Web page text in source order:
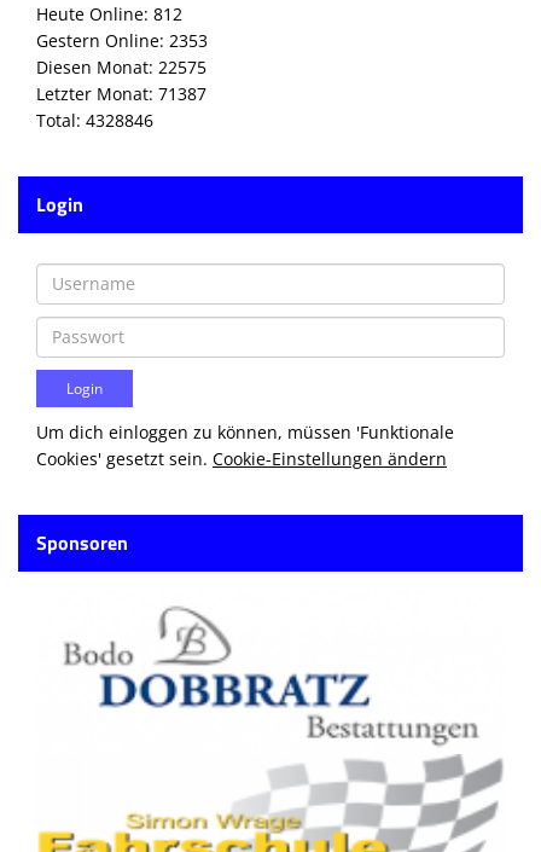
Heute Online: 812
Gestern Online: 2353
Diesen Monat: 22575
Letzter Monat: 71387
Total: 4328846
Login
Um dich einloggen zu können, müssen 'Funktionale
Cookies' gesetzt sein. Cookie-Einstellungen ändern
Sponsoren